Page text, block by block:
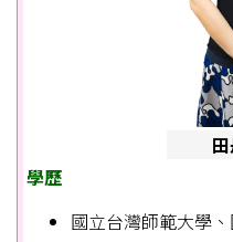
學歷
國立台灣師範大學